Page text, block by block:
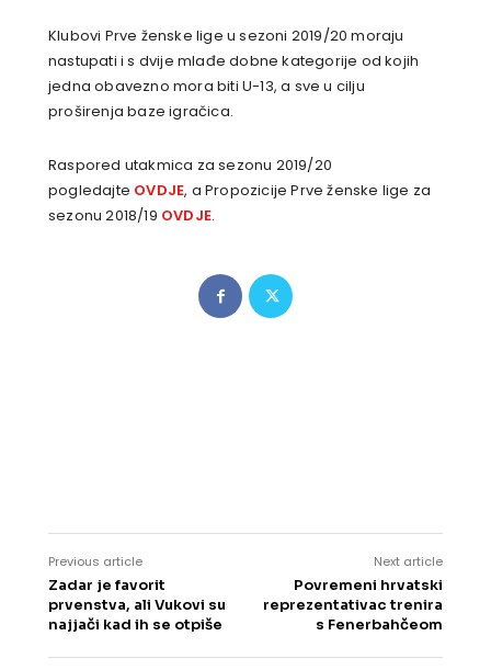
Klubovi Prve ženske lige u sezoni 2019/20 moraju
nastupati i s dvije mlađe dobne kategorije od kojih
jedna obavezno mora biti U-13, a sve u cilju
proširenja baze igračica.
Raspored utakmica za sezonu 2019/20
pogledajte OVDJE, a Propozicije Prve ženske lige za
sezonu 2018/19 OVDJE.
Previous article
Zadar je favorit
prvenstva, ali Vukovi su
najjači kad ih se otpiše
Next article
Povremeni hrvatski
reprezentativac trenira
s Fenerbahčeom